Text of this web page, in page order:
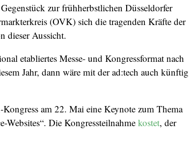
zur frühherbstlichen Düsseldorfer
(OVK) sich die tragenden Kräfte der
dieser Aussicht.
etabliertes Messe- und Kongressformat nach
Jahr, dann wäre mit der ad:tech auch künftig
am 22. Mai eine Keynote zum Thema
Websites“. Die Kongressteilnahme kostet, der